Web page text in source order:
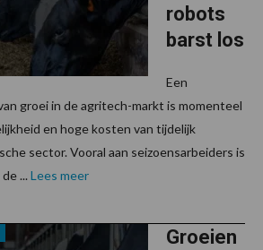
robots
barst los
Een
groei in de agritech-markt is momenteel
en hoge kosten van tijdelijk
sector. Vooral aan seizoensarbeiders is
... Lees meer
Groeien